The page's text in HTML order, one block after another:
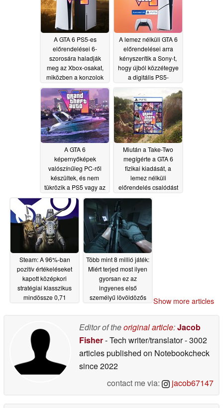
06/29/2026
A GTA 6 PS5-es
előrendelései 6-
szorosára haladják
meg az Xbox-osakat,
miközben a konzolok
áremelkedése
fenyeget06/27/2026
A lemez nélküli GTA 6
előrendelései arra
kényszerítik a Sony-t,
hogy újból közzétegye
a digitális PS5-
hirdetést06/25/2026
A GTA 6
képernyőképek
valószínűleg PC-ről
készültek, és nem
tükrözik a PS5 vagy az
Xbox konzolok
grafikáját 06/25/2026
Miután a Take-Two
megígérte a GTA 6
fizikai kiadását, a
lemez nélküli
előrendelés csalódást
okozott06/25/2026
Steam: A 96%-ban
pozitív értékeléseket
kapott középkori
stratégiai klasszikus
mindössze 0,71
Több mint 8 millió játék:
Miért terjed most ilyen
gyorsan ez az
ingyenes első
személyű lövöldözős
Show more articles
Editor of theoriginal article:Jacob
Fisher- Tech writer/translator- 3002
articles published on Notebookcheck
since 2022
contact me via:
jacob67147